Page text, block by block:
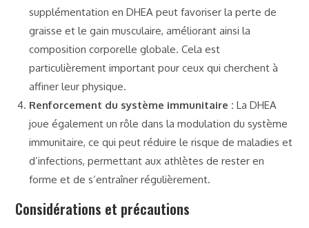
supplémentation en DHEA peut favoriser la perte de
graisse et le gain musculaire, améliorant ainsi la
composition corporelle globale. Cela est
particulièrement important pour ceux qui cherchent à
affiner leur physique.
Renforcement du système immunitaire : La DHEA
joue également un rôle dans la modulation du système
immunitaire, ce qui peut réduire le risque de maladies et
d’infections, permettant aux athlètes de rester en
forme et de s’entraîner régulièrement.
Considérations et précautions